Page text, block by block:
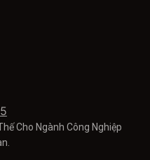
Cho Ngành Công Nghiệp